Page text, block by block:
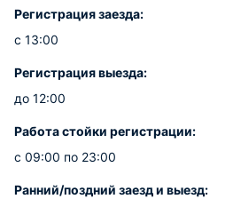
Регистрация заезда:
с 13:00
Регистрация выезда:
до 12:00
Работа стойки регистрации:
с 09:00 по 23:00
Ранний/поздний заезд и выезд: